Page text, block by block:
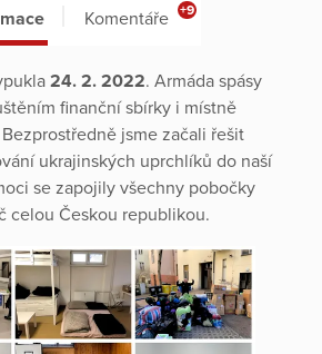
Komentáře +9
24. 2. 2022. Armáda spásy
finanční sbírky i místně
jsme začali řešit
ukrajinských uprchlíků do naší
se zapojily všechny pobočky
celou Českou republikou.